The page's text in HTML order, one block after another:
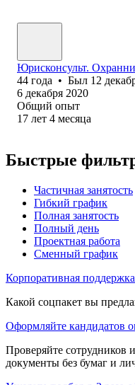
Юрисконсульт.
44 года • Был 12
6 декабря 2020
Общий опыт
17 лет 4 месяца
Быстрые
Частичная занятость
Гибкий график
Полная занятость
Полный день
Проектная работа
Сменный график
Корпоративная
Какой соцпакет вы
Оформляйте кандидатов
Проверяйте сотрудников
документы без бумаг и